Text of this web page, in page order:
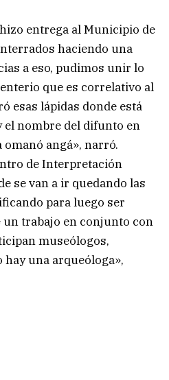
entrega al Municipio de
haciendo una
a eso, pudimos unir lo
que es correlativo al
esas lápidas donde está
el nombre del difunto en
angá», narró.
de Interpretación
se van a ir quedando las
para luego ser
un trabajo en conjunto con
museólogos,
una arqueóloga»,